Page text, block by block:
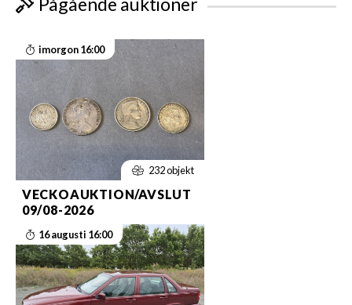
imorgon 16:00
232 objekt
VECKOAUKTION/AVSLUT
09/08-2026
16 augusti 16:00